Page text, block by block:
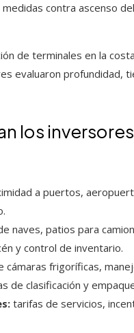
medidas contra ascenso
de terminales en la
evaluaron
los
a puertos,
naves, patios para
y control de inventario.
cámaras frigoríficas,
de clasificación y
tarifas de servicios,